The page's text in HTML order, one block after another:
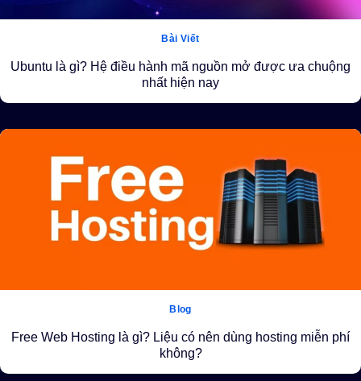
Bài Viết
Ubuntu là gì? Hệ điều hành mã nguồn mở được ưa chuộng
nhất hiện nay
Blog
Free Web Hosting là gì? Liệu có nên dùng hosting miễn phí
không?